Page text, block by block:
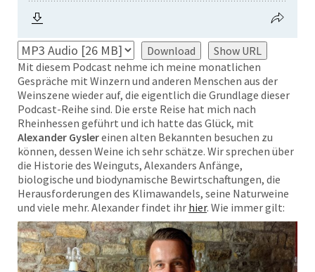
Download
Show URL
Mit diesem Podcast nehme ich meine monatlichen
Gespräche mit Winzern und anderen Menschen aus der
Weinszene wieder auf, die eigentlich die Grundlage dieser
Podcast-Reihe sind. Die erste Reise hat mich nach
Rheinhessen geführt und ich hatte das Glück, mit
Alexander Gyslereinen alten Bekannten besuchen zu
können, dessen Weine ich sehr schätze. Wir sprechen über
die Historie des Weinguts, Alexanders Anfänge,
biologische und biodynamische Bewirtschaftungen, die
Herausforderungen des Klimawandels, seine Naturweine
und viele mehr. Alexander findet ihr hier. Wie immer gilt: